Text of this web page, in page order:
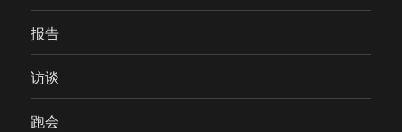
报告
访谈
跑会